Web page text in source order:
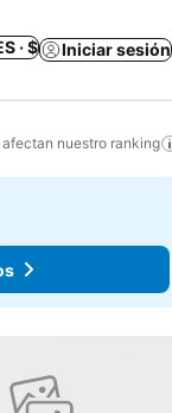
· $ Iniciar sesión
nuestro ranking